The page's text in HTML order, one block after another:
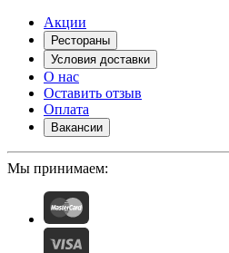
Акции
Рестораны
Условия доставки
О нас
Оставить отзыв
Оплата
Вакансии
Мы принимаем: